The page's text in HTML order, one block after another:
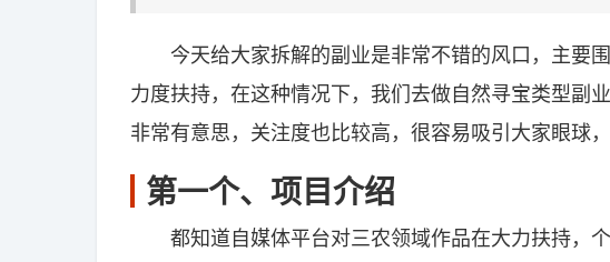
今天给大家拆解的副业是非常不错的风口，主要
力度扶持，在这种情况下，我们去做自然寻宝类型副
非常有意思，关注度也比较高，很容易吸引大家眼球
第一个、项目介绍
都知道自媒体平台对三农领域作品在大力扶持，